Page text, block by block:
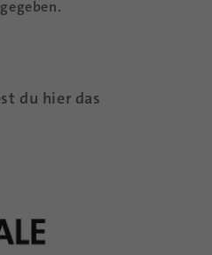
du hier das